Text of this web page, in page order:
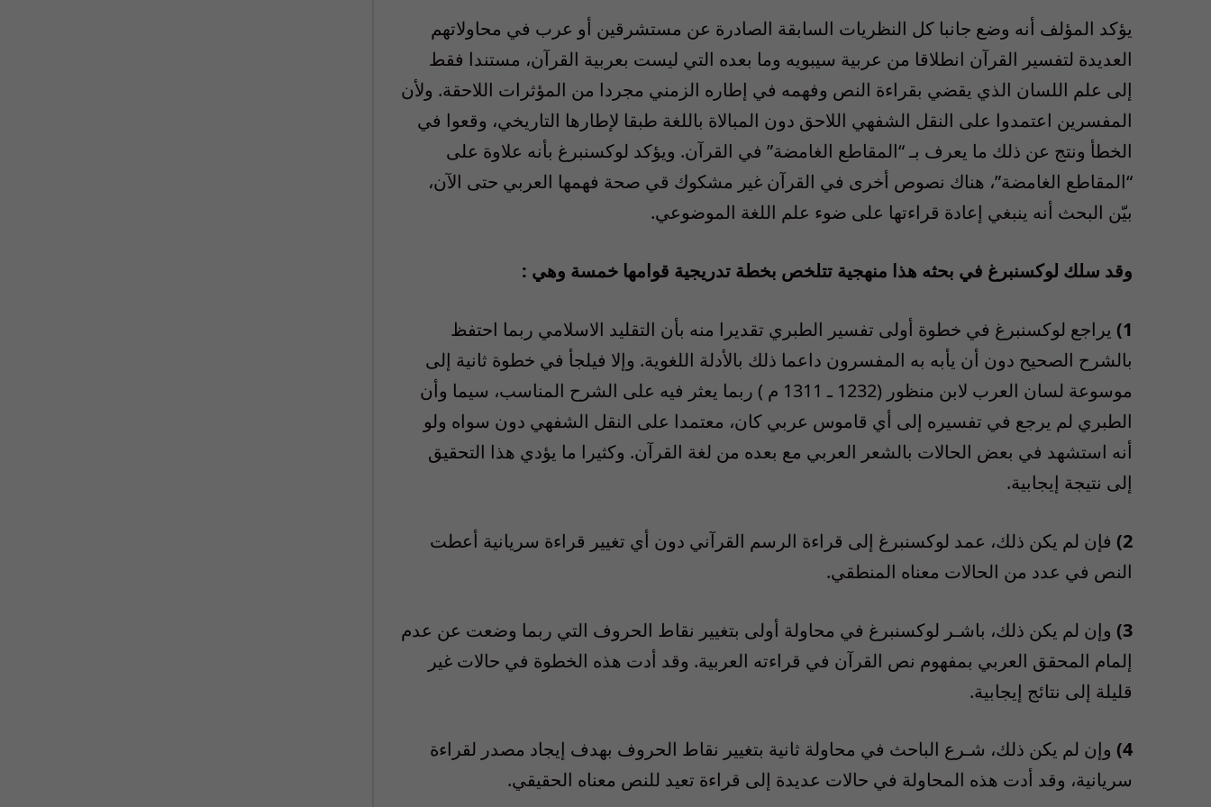
يؤكد المؤلف أنه وضع جانبا كل النظريات السابقة الصادرة عن مستشرقين أو عرب في محاولاتهم
العديدة لتفسير القرآن انطلاقا من عربية سيبويه وما بعده التي ليست بعربية القرآن، مستندا فقط
إلى علم اللسان الذي يقضي بقراءة النص وفهمه في إطاره الزمني مجردا من المؤثرات اللاحقة. ولأن
المفسرين اعتمدوا على النقل الشفهي اللاحق دون المبالاة باللغة طبقا لإطارها التاريخي، وقعوا في
الخطأ ونتج عن ذلك ما يعرف بـ “المقاطع الغامضة” في القرآن. ويؤكد لوكسنبرغ بأنه علاوة على
“المقاطع الغامضة”، هناك نصوص أخرى في القرآن غير مشكوك قي صحة فهمها العربي حتى الآن،
بيّن البحث أنه ينبغي إعادة قراءتها على ضوء علم اللغة الموضوعي.
وقد سلك لوكسنبرغ في بحثه هذا منهجية تتلخص بخطة تدريجية قوامها خمسة وهي :
1) يراجع لوكسنبرغ في خطوة أولى تفسير الطبري تقديرا منه بأن التقليد الاسلامي ربما احتفظ
بالشرح الصحيح دون أن يأبه به المفسرون داعما ذلك بالأدلة اللغوية. وإلا فيلجأ في خطوة ثانية إلى
موسوعة لسان العرب لابن منظور (1232 ـ 1311 م ) ربما يعثر فيه على الشرح المناسب، سيما وأن
الطبري لم يرجع في تفسيره إلى أي قاموس عربي كان، معتمدا على النقل الشفهي دون سواه ولو
أنه استشهد في بعض الحالات بالشعر العربي مع بعده من لغة القرآن. وكثيرا ما يؤدي هذا التحقيق
إلى نتيجة إيجابية.
2) فإن لم يكن ذلك، عمد لوكسنبرغ إلى قراءة الرسم القرآني دون أي تغيير قراءة سريانية أعطت
النص في عدد من الحالات معناه المنطقي.
3) وإن لم يكن ذلك، باشـر لوكسنبرغ في محاولة أولى بتغيير نقاط الحروف التي ربما وضعت عن عدم
إلمام المحقق العربي بمفهوم نص القرآن في قراءته العربية. وقد أدت هذه الخطوة في حالات غير
قليلة إلى نتائج إيجابية.
4) وإن لم يكن ذلك، شـرع الباحث في محاولة ثانية بتغيير نقاط الحروف بهدف إيجاد مصدر لقراءة
سريانية، وقد أدت هذه المحاولة في حالات عديدة إلى قراءة تعيد للنص معناه الحقيقي.